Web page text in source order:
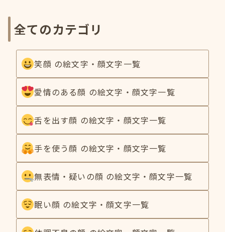
全てのカテゴリ
笑顔 の絵文字・顔文字一覧
愛情のある顔 の絵文字・顔文字一覧
舌を出す顔 の絵文字・顔文字一覧
手を使う顔 の絵文字・顔文字一覧
無表情・疑いの顔 の絵文字・顔文字一覧
眠い顔 の絵文字・顔文字一覧